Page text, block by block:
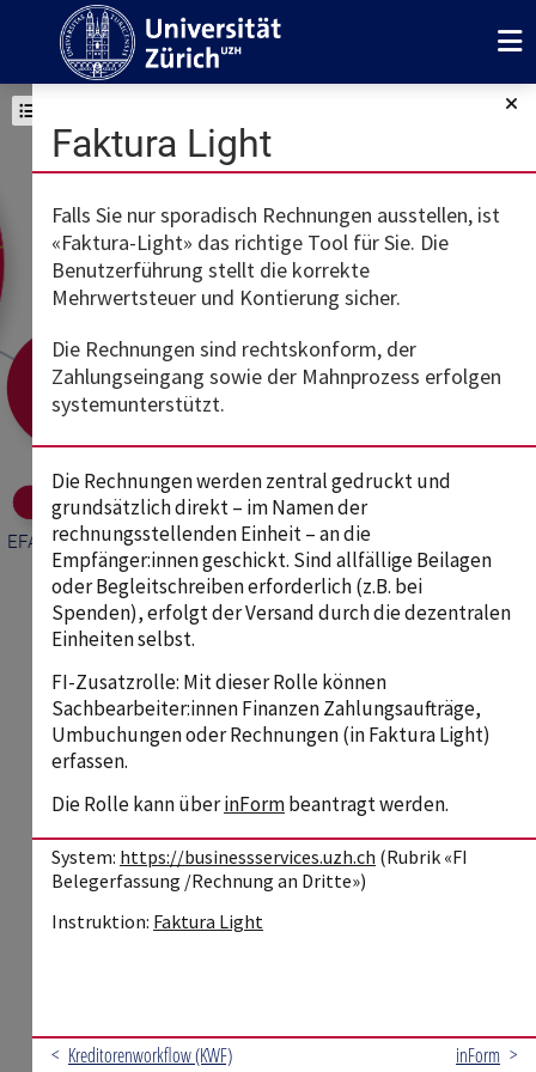
und
SAP Webportal
Faktura Light
Umbuchungen
EFAK Allevo
Inhaltsverzeichnis
AKABER
AKABER (DB)
Ausgaben
Auswertungen
Betriebsergebnis
BetriebsMaterial
Bewirtschaftung
Budgetierung
Budgetmittel
Digitale Zahlungsmittel
Drittmittel
EFAK
Einkauf und Verträge
Einnahmen
Einnahmen-Verträge
Faktura Light
Finanzhandbuch
Glossar
Uns
unserem
AKABER
BE
DB
DIB
DM
EFP
ERP
HFKG
IDG
IK
IKS
IPSAS
KEF
KFSP
Nebenkasse
DE
powered by
KontextMaps
Faktura Light
Falls Sie nur sporadisch Rechnungen ausstellen, ist
«Faktura-Light» das richtige Tool für Sie. Die
Benutzerführung stellt die korrekte
Mehrwertsteuer und Kontierung sicher.
Die Rechnungen sind rechtskonform, der
Zahlungseingang sowie der Mahnprozess erfolgen
systemunterstützt.
Die Rechnungen werden zentral gedruckt und
grundsätzlich direkt – im Namen der
rechnungsstellenden Einheit – an die
Empfänger:innen geschickt. Sind allfällige Beilagen
oder Begleitschreiben erforderlich (z.B. bei
Spenden), erfolgt der Versand durch die dezentralen
Einheiten selbst.
FI-Zusatzrolle: Mit dieser Rolle können
Sachbearbeiter:innen Finanzen Zahlungsaufträge,
Umbuchungen oder Rechnungen (in Faktura Light)
erfassen.
Die Rolle kann überinFormbeantragt werden.
System: https://businessservices.uzh.ch (Rubrik «FI
Belegerfassung /Rechnung an Dritte»)
Instruktion: Faktura Light
< Kreditorenworkflow (KWF) inForm >